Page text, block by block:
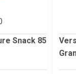
Snack 85